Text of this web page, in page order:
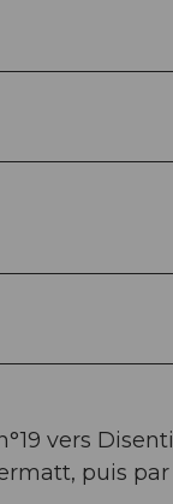
vers
puis par